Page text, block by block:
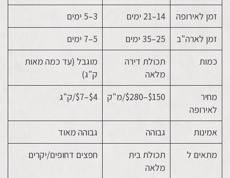
זמן לאירופה
14–21 ימים
3–5 ימים
זמן לארה"ב
25–35 ימים
5–7 ימים
כמות
תכולת דירה
מלאה
מוגבל (עד כמה מאות
ק"ג)
מחיר
לאירופה
$150–$280/מ"ק $4–$7/ק"ג
אמינות גבוהה
גבוהה מאוד
מתאים ל
תכולת בית
מלאה
חפצים דחופים/יקרים